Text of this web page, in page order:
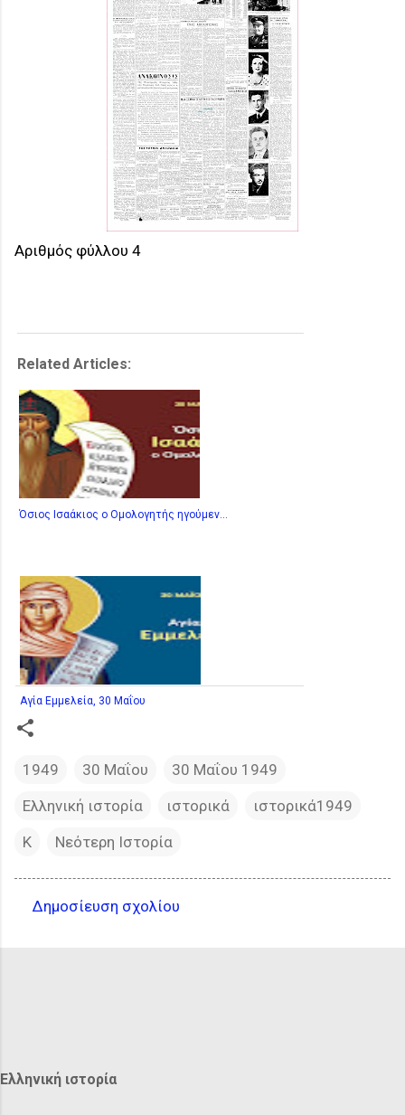
Αριθμός φύλλου 4
Related Articles:
Όσιος Ισαάκιος ο Ομολογητής ηγούμεν...
Αγία Εμμελεία, 30 Μαΐου
1949 30 Μαΐου
30 Μαΐου 1949
Ελληνική ιστορία
ιστορικά
ιστορικά1949
Κ
Νεότερη Ιστορία
Δημοσίευση σχολίου
Ελληνική ιστορία